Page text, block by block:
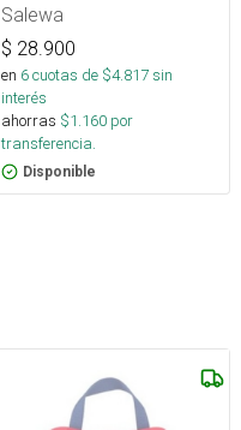
Salewa
$ 28.900
en 6cuotas de $4.817sin
interés
ahorras $1.160 por
transferencia.
Disponible